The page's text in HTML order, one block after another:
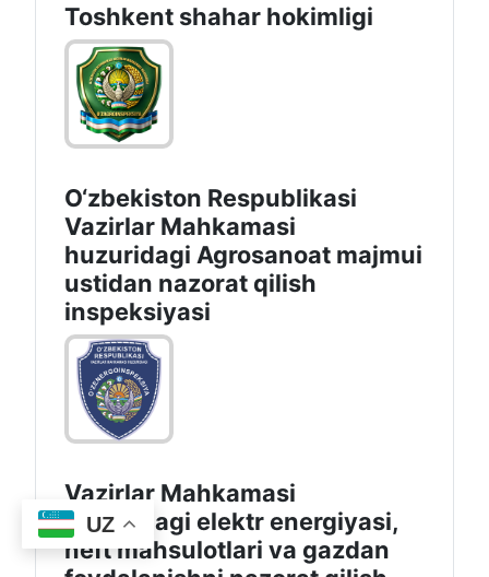
UZ
Toshkеnt shаhаr hоkimligi
O‘zbekiston Respublikasi
Vazirlar Mahkamasi
huzuridagi Agrosanoat majmui
ustidan nazorat qilish
inspeksiyasi
Vazirlar Mahkamasi
huzuridagi elektr energiyasi,
neft mahsulotlari va gazdan